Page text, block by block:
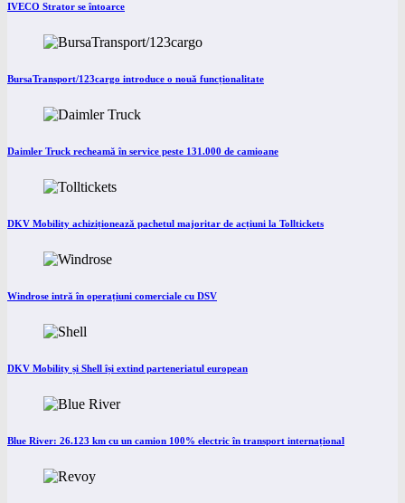
IVECO Strator se întoarce
BursaTransport/123cargo introduce o nouă funcționalitate
Daimler Truck recheamă în service peste 131.000 de camioane
DKV Mobility achiziționează pachetul majoritar de acțiuni la Tolltickets
Windrose intră în operațiuni comerciale cu DSV
DKV Mobility și Shell își extind parteneriatul european
Blue River: 26.123 km cu un camion 100% electric în transport internațional